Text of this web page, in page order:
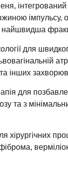
для
інших
для
та з
хірургічних